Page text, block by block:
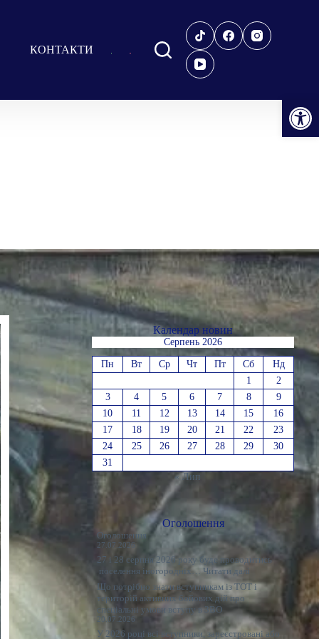
Відкрити Панель інструментів
КОНТАКТИ
Календар новин
Серпень 2026
Пн Вт Ср Чт Пт Сб
Нд
1
2
3
4 5 6 7 8
9
10
11 12 13 14 15
16
17
18 19 20 21 22
23
24
25 26 27 28 29
30
31
« Лип
Оголошення
Оголошення
27.07.2026
27 і 28 серпня 2026 року буде проводитись
поселення іногородніх…Читати далі
Оголошення
Що потрібно знати вступникам із ТОТ і
територій активних бойових дій про
спеціальні умови вступу в ЗВО
20.07.2026
У 2026 році всі вступники, зареєстровані або